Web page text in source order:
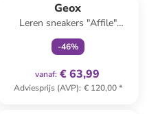
Geox
Leren sneakers "Affile"
donkerblauw
-46%
vanaf: € 63,99
Adviesprijs (AVP): € 120,00*